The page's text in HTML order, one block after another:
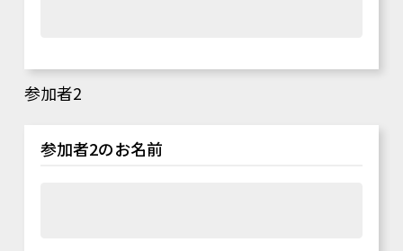
参加者2
参加者2のお名前